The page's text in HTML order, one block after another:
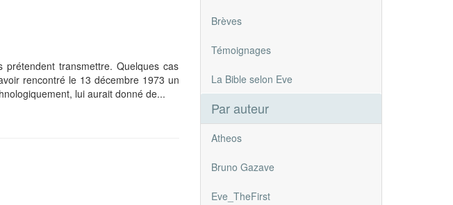
prétendent transmettre. Quelques cas
rencontré le 13 décembre 1973 un
lui aurait donné de...
Brèves
Témoignages
La Bible selon Eve
Par auteur
Atheos
Bruno Gazave
Eve_TheFirst